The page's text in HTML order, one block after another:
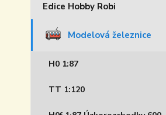
Edice Hobby Robi
Modelová železnice
H0 1:87
TT 1:120